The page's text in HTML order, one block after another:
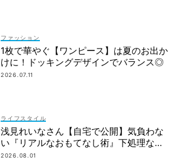
ファッション
1枚で華やぐ【ワンピース】は夏のお出か
けに！ドッキングデザインでバランス◎
2026.07.11
ライフスタイル
浅見れいなさん【自宅で公開】気負わな
い『リアルなおもてなし術』下処理なし
レシピや愛用品も
2026.08.01